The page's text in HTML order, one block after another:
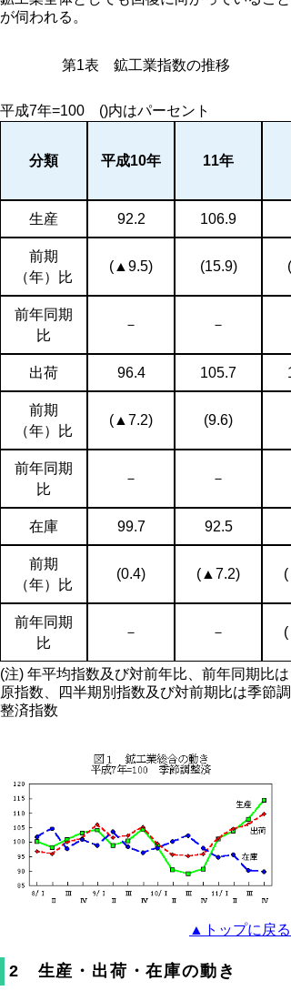
が伺われる。
第1表 鉱工業指数の推移
平成7年=100 ()内はパーセント
分類 平成10年 11年
生産 92.2 106.9
前期
（年）比
(▲9.5) (15.9)
前年同期
比
－ －
出荷 96.4 105.7
前期
（年）比
(▲7.2) (9.6)
前年同期
比
－ －
在庫 99.7 92.5
前期
（年）比
(0.4) (▲7.2)
前年同期
比
－ －
(注) 年平均指数及び対前年比、前年同期比は
原指数、四半期別指数及び対前期比は季節調
整済指数
▲トップに戻る
2 生産・出荷・在庫の動き